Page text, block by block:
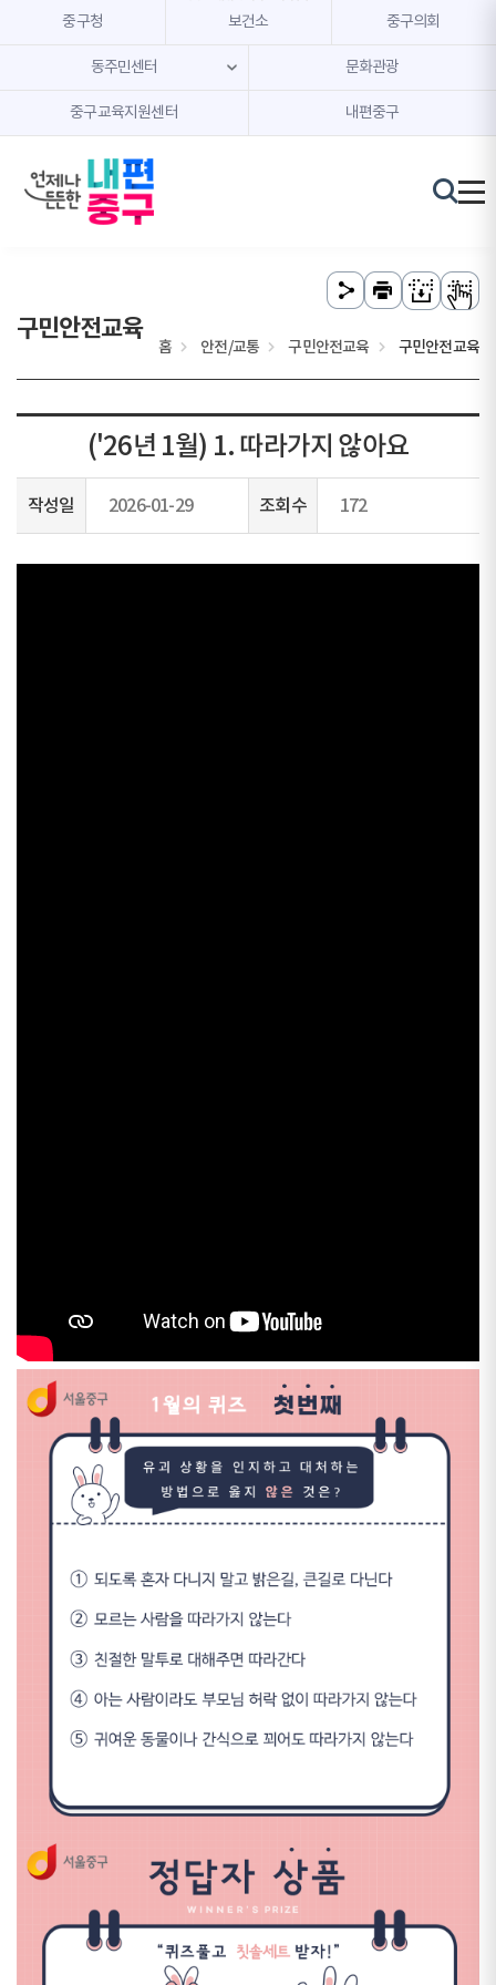
본문 내용 바로가기
주메뉴 바로가기
중구청 보건소 중구의회
동주민센터 문화관광
중구교육지원센터 내편중구
구민안전교육
홈 안전/교통 구민안전교육 구민안전교육
('26년 1월) 1. 따라가지 않아요
작성일 2026-01-29 조회수 172